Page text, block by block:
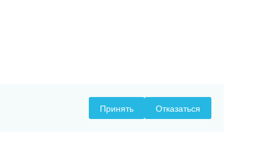
Принять Отказаться